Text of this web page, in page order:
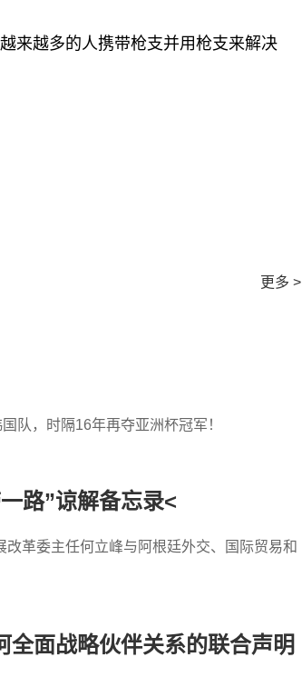
来越多的人携带枪支并用枪支来解决
更多 >
队，时隔16年再夺亚洲杯冠军！
路”谅解备忘录<
革委主任何立峰与阿根廷外交、国际贸易和
面战略伙伴关系的联合声明